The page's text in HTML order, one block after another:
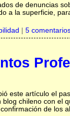
de denuncias
a la superficie,
| 5
este artículo el
chileno con el
de los